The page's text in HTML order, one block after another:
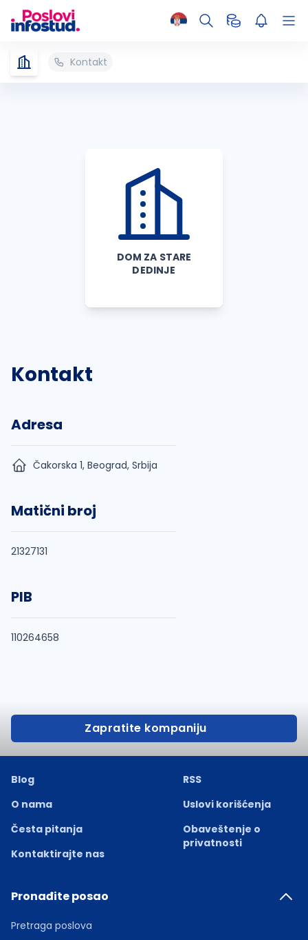
Kontakt
DOM ZA STARE
DEDINJE
Kontakt
Adresa
Čakorska 1, Beograd, Srbija
Matični broj
21327131
PIB
110264658
Zapratite kompaniju
Blog
O nama
Česta pitanja
Kontaktirajte nas
RSS
Uslovi korišćenja
Obaveštenje o
privatnosti
Pronađite posao
Pretraga poslova